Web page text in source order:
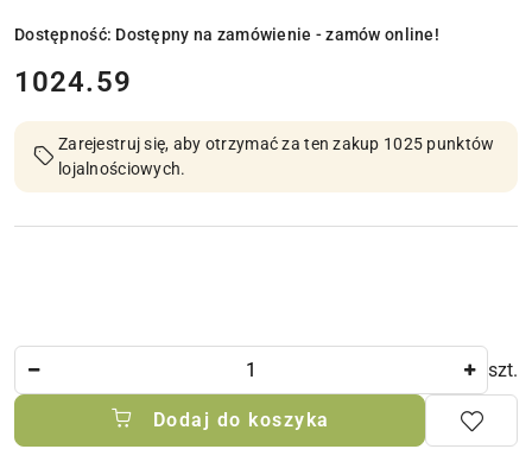
Dostępność: Dostępny na zamówienie - zamów online!
cena:
1024.59
Zarejestruj się, aby otrzymać za ten zakup 1025 punktów
lojalnościowych.
szt.
Dodaj do koszyka